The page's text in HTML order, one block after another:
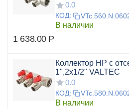
0.0
КОД:
В наличии
1 638.00 Р
Коллектор НР с
1",2x1/2" VALTEC
0.0
КОД:
В наличии